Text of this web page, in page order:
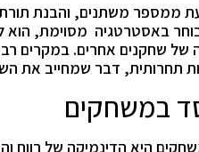
ממספר משתנים, והבנת
באסטרטגיה מסוימת, הוא
שחקנים אחרים. במקרים
תחרותית, דבר שמחייב את
במשחקים